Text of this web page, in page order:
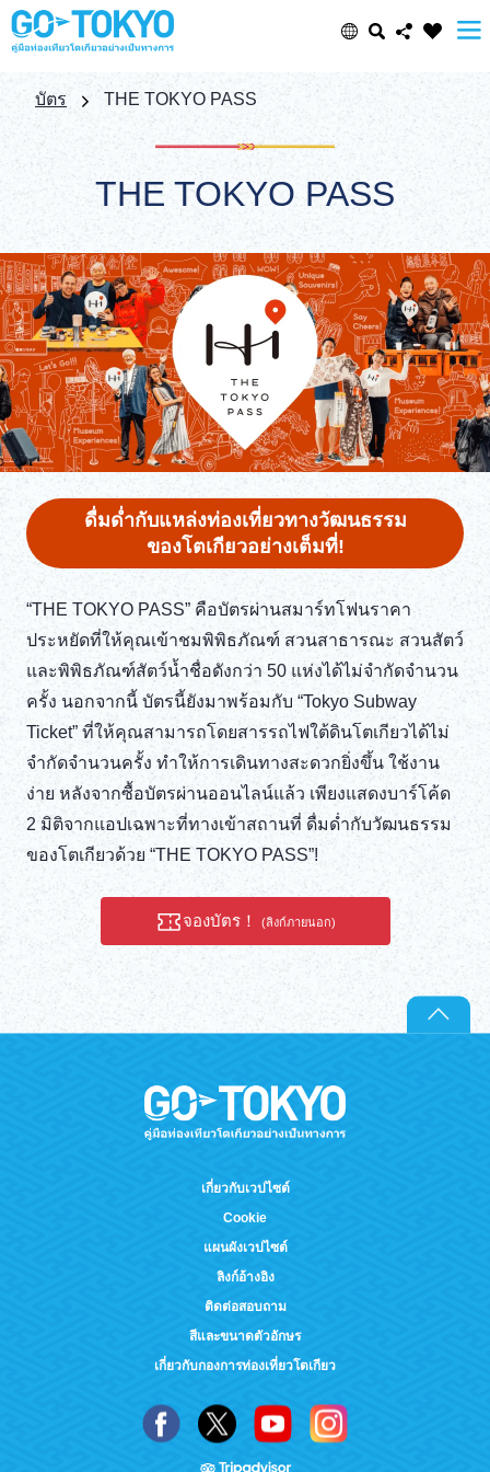
Select Language
日本語
ENGLISH
中文(简体)
中文(繁體/正體)
한글
ภาษาไทย
DEUTSCH
ITALIANO
ESPAÑOL
FRANÇAIS
Share this page
Email
Copy URL
บัตร THE TOKYO PASS
THE TOKYO PASS
ดื่มด่ำกับแหล่งท่องเที่ยวทางวัฒนธรรม
ของโตเกียวอย่างเต็มที่!
“THE TOKYO PASS” คือบัตรผ่านสมาร์ทโฟนราคา
ประหยัดที่ให้คุณเข้าชมพิพิธภัณฑ์ สวนสาธารณะ สวนสัตว์
และพิพิธภัณฑ์สัตว์น้ำชื่อดังกว่า 50 แห่งได้ไม่จำกัดจำนวน
ครั้ง นอกจากนี้ บัตรนี้ยังมาพร้อมกับ “Tokyo Subway
Ticket” ที่ให้คุณสามารถโดยสารรถไฟใต้ดินโตเกียวได้ไม่
จำกัดจำนวนครั้ง ทำให้การเดินทางสะดวกยิ่งขึ้น ใช้งาน
ง่าย หลังจากซื้อบัตรผ่านออนไลน์แล้ว เพียงแสดงบาร์โค้ด
2 มิติจากแอปเฉพาะที่ทางเข้าสถานที่ ดื่มด่ำกับวัฒนธรรม
ของโตเกียวด้วย “THE TOKYO PASS”!
จองบัตร！ (ลิงก์ภายนอก)
เกี่ยวกับเวปไซต์
Cookie
แผนผังเวปไซต์
ลิงก์อ้างอิง
ติดต่อสอบถาม
สีและขนาดตัวอักษร
เกี่ยวกับกองการท่องเที่ยวโตเกียว